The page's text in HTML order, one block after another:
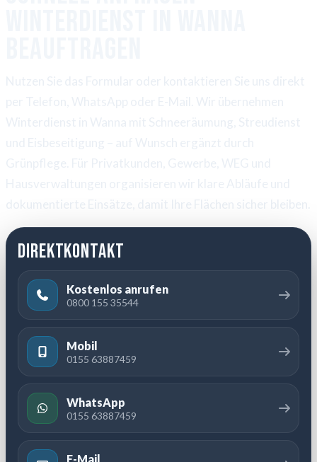
dokumentierte Einsätze, damit Ihre Flächen sicher bleiben.
Direktkontakt
Kostenlos anrufen
0800 155 35544
Mobil
0155 63887459
WhatsApp
0155 63887459
E-Mail